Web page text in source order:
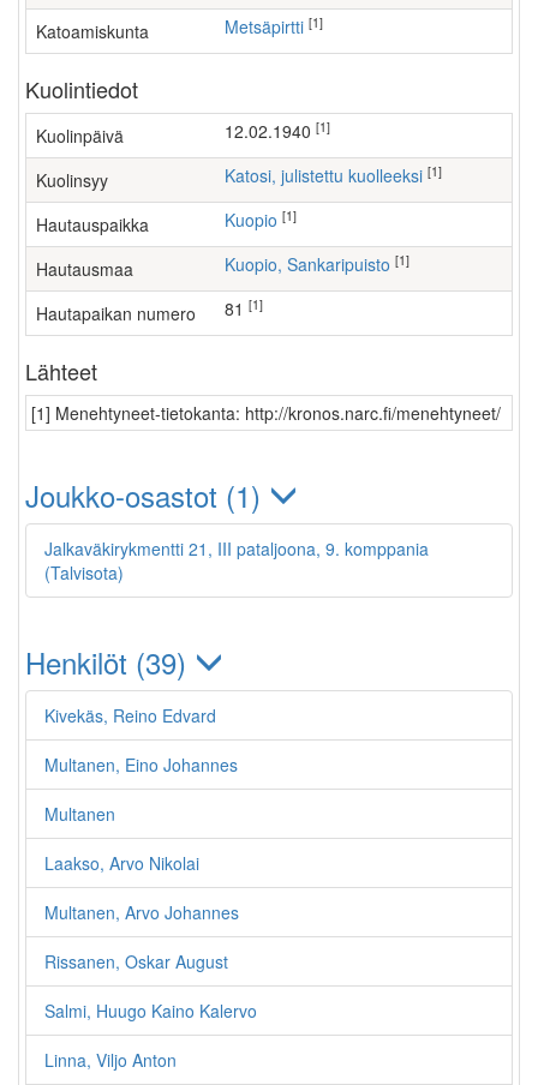
Katoamiskunta Metsäpirtti [1]
Kuolintiedot
Kuolinpäivä 12.02.1940 [1]
Kuolinsyy Katosi, julistettu kuolleeksi [1]
Hautauspaikka Kuopio [1]
Hautausmaa Kuopio, Sankaripuisto [1]
Hautapaikan numero 81 [1]
Lähteet
[1] Menehtyneet-tietokanta: http://kronos.narc.fi/menehtyneet/
Joukko-osastot (1)
Jalkaväkirykmentti 21, III pataljoona, 9. komppania
(Talvisota)
Henkilöt (39)
Kivekäs, Reino Edvard
Multanen, Eino Johannes
Multanen
Laakso, Arvo Nikolai
Multanen, Arvo Johannes
Rissanen, Oskar August
Salmi, Huugo Kaino Kalervo
Linna, Viljo Anton